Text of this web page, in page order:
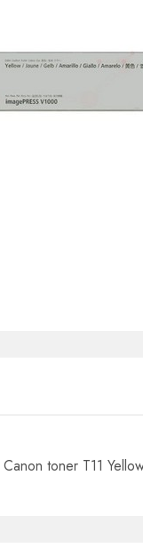
Canon toner T11